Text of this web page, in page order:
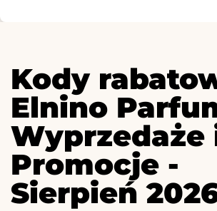
Kody
Elnino
Wyprzedaże
Promocje -
Sierpień